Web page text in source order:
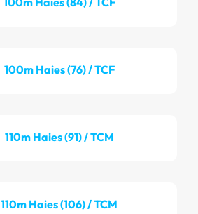
100m Haies (76) / TCF
110m Haies (91) / TCM
110m Haies (106) / TCM